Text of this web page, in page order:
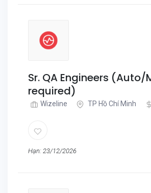
Sr. QA Engineers (Auto/
required)
Wizeline TP Hồ Chí Minh
Hạn: 23/12/2026